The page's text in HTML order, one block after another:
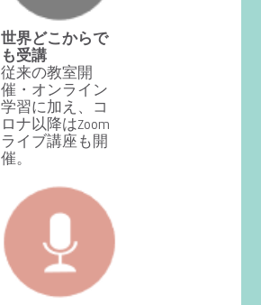
世界どこからで
も受講
従来の教室開
催・オンライン
学習に加え、コ
ロナ以降はZoom
ライブ講座も開
催。